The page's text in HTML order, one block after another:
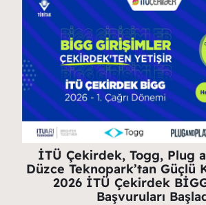
İTÜ Çekirdek, Togg, Plug
Düzce Teknopark’tan Güçlü
2026 İTÜ Çekirdek BİGG
Başvuruları